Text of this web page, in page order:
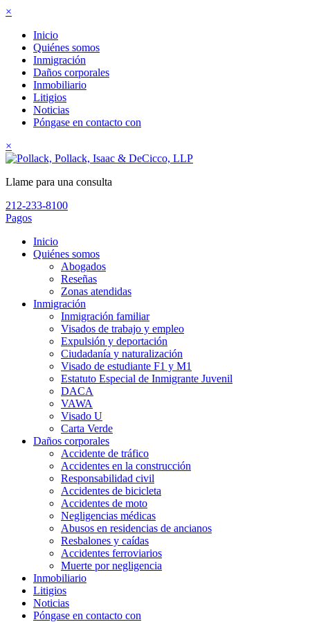
×
Inicio
Quiénes somos
Inmigración
Daños corporales
Inmobiliario
Litigios
Noticias
Póngase en contacto con
×
Llame para una consulta
212-233-8100
Pagos
Inicio
Quiénes somos
Abogados
Reseñas
Zonas atendidas
Inmigración
Inmigración familiar
Visados de trabajo y empleo
Expulsión y deportación
Ciudadanía y naturalización
Visado de estudiante F1 y M1
Estatuto Especial de Inmigrante Juvenil
DACA
VAWA
Visado U
Carta Verde
Daños corporales
Accidente de tráfico
Accidentes en la construcción
Responsabilidad civil
Accidentes de bicicleta
Accidentes de moto
Negligencias médicas
Abusos en residencias de ancianos
Resbalones y caídas
Accidentes ferroviarios
Muerte por negligencia
Inmobiliario
Litigios
Noticias
Póngase en contacto con